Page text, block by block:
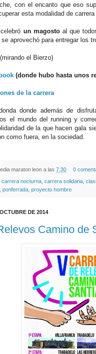
con el encanto que eso
esta modalidad de carrera
un magostoal que
aprovechó para entregar los
(mirando el Bierzo)
(donde hubo hasta unos
de la carrera
donde además de
el mundo del running y
de la que hacen gala
como fuera, en la sociedad.
maraton leon a las 7:30 0
carrera nocturna carrera solidaria
ponferrada proyecto hombre
DE 2014
Camino de